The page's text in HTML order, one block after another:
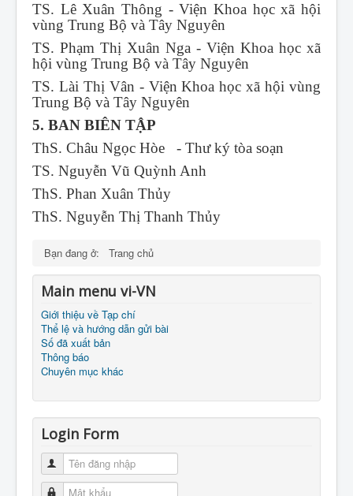
TS. Lê Xuân Thông - Viện Khoa học xã hội
vùng Trung Bộ và Tây Nguyên
TS. Phạm Thị Xuân Nga - Viện Khoa học xã
hội vùng Trung Bộ và Tây Nguyên
TS. Lài Thị Vân - Viện Khoa học xã hội vùng
Trung Bộ và Tây Nguyên
5. BAN BIÊN TẬP
ThS. Châu Ngọc Hòe - Thư ký tòa soạn
TS. Nguyễn Vũ Quỳnh Anh
ThS. Phan Xuân Thủy
ThS. Nguyễn Thị Thanh Thủy
Bạn đang ở: Trang chủ
Main menu vi-VN
Giới thiệu về Tạp chí
Thể lệ và hướng dẫn gửi bài
Số đã xuất bản
Thông báo
Chuyên mục khác
Login Form
Tên đăng nhập
Mật khẩu